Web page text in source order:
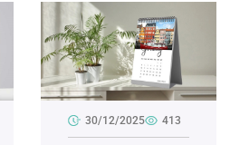
làm lịch để bàn bằng
giấy A4 siêu dễ
thương. Không chỉ giúp
bạn theo dõi và quản
lý thời gian hiệu quả,
chiếc lịch còn...
30/12/2025 413